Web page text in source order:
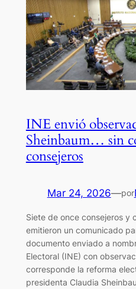
INE envió
Sheinbaum… sin
consejeros
Mar 24, 2026—por
Siete de once consejeros y
emitieron un comunicado
documento enviado a
Electoral (INE) con
corresponde la reforma
presidenta Claudia